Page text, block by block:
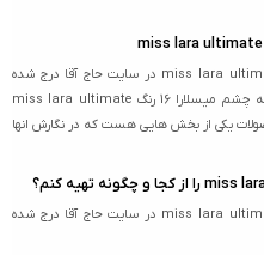
ویژگی های پالت سایه چشم میسلارا 16 رنگ miss lara ultimate در سایت حاج آقا درج شده
است. تمامی محصولات حاج آقا از جمله پالت سایه چشم میسلارا 16 رنگ miss lara ultimate
یکی از بخش هایی هست که در نگارش انها
ویژگی های پالت سایه چشم میسلارا 16 رنگ miss lara ultimate در سایت حاج آقا درج شده